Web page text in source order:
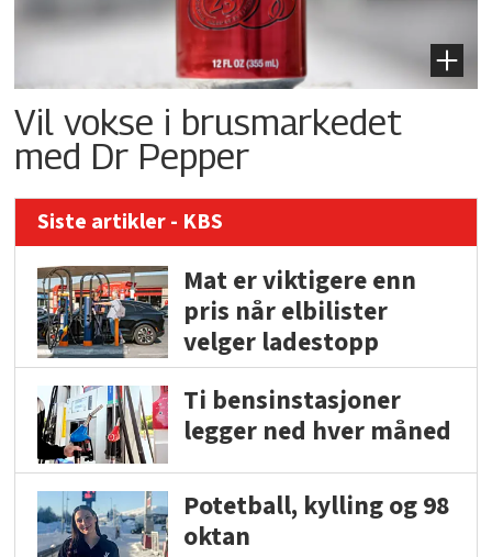
Vil vokse i brusmarkedet
med Dr Pepper
Siste artikler - KBS
Mat er viktigere enn
pris når elbilister
velger ladestopp
Ti bensinstasjoner
legger ned hver måned
Potetball, kylling og 98
oktan